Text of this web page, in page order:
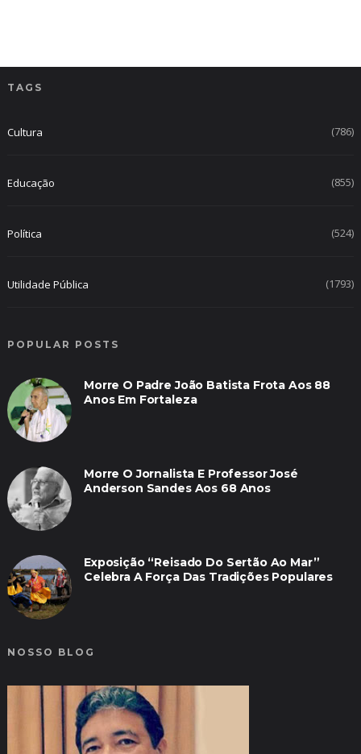
TAGS
Cultura (786)
Educação (855)
Política (524)
Utilidade Pública (1793)
POPULAR POSTS
Morre O Padre João Batista Frota Aos 88
Anos Em Fortaleza
Morre O Jornalista E Professor José
Anderson Sandes Aos 68 Anos
Exposição “Reisado Do Sertão Ao Mar”
Celebra A Força Das Tradições Populares
NOSSO BLOG